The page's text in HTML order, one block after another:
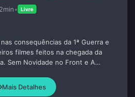
• Livre
consequências da 1ª Guerra e
filmes feitos na chegada da
Sem Novidade no Front e A
com Joseph Goebbels. Nos
a censura norte-americana com
Mais Detalhes